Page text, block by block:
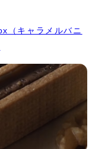
キャラメルバニ